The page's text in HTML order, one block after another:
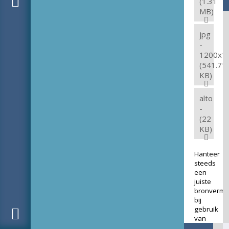
MB)
jpg
-
(541.71
KB)
alto
-
(22
KB)
Hanteer
steeds
een
juiste
bij
gebruik
van